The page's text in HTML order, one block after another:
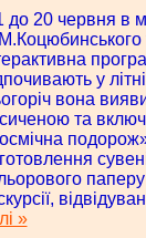
до 20 червня в
у
вона
та
паперу
»